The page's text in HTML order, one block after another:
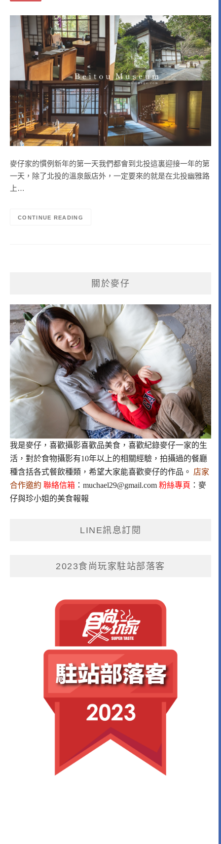
麥仔家的慣例新年的第一天我們都會到北投這裏迎接一年的第
一天，除了北投的溫泉飯店外，一定要來的就是在北投幽雅路
上…
CONTINUE READING
關於麥仔
我是麥仔，喜歡攝影喜歡品美食，喜歡紀錄麥仔一家的生
活，對於食物攝影有10年以上的相關經驗，拍攝過的餐廳
種含括各式餐飲種類，希望大家能喜歡麥仔的作品。 店家
合作邀約 聯絡信箱 ： muchael29@gmail.com 粉絲專頁 ： 麥
仔與珍小姐的美食報報
LINE訊息訂閱
2023食尚玩家駐站部落客